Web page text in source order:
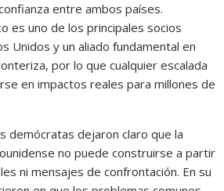
entre ambos países.
es uno de los principales socios
Unidos y un aliado fundamental en
por lo que cualquier escalada
en impactos reales para millones de
demócratas dejaron claro que la
no puede construirse a partir
ni mensajes de confrontación. En su